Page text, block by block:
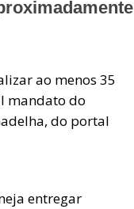
ao menos 35
mandato do
do portal
entregar